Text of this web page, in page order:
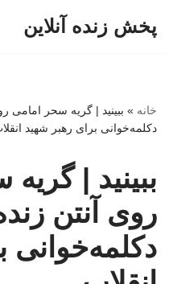
پخش زنده آنلاین
خانه » ببینید | گریه سحر امامی
دکلمه‌خوانی برای رهبر شهید
ببینید |
روی آنتن
دکلمه‌خوانی